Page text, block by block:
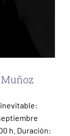
inevitable:
h. Duración: